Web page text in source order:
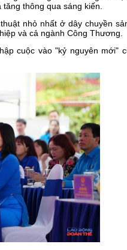
thông qua sáng kiến.
nhỏ nhất ở dây chuyền
và cả ngành Công Thương.
cuộc vào "kỷ nguyên mới"